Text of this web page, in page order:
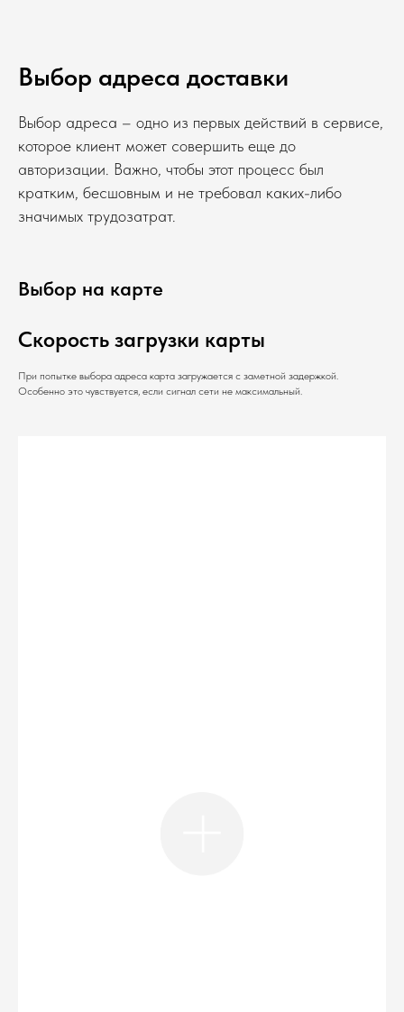
Выбор адреса доставки
Выбор адреса – одно из первых действий в сервисе,
которое клиент может совершить еще до
авторизации. Важно, чтобы этот процесс был
кратким, бесшовным и не требовал каких-либо
значимых трудозатрат.
Выбор на карте
Скорость загрузки карты
При попытке выбора адреса карта загружается с заметной задержкой.
Особенно это чувствуется, если сигнал сети не максимальный.